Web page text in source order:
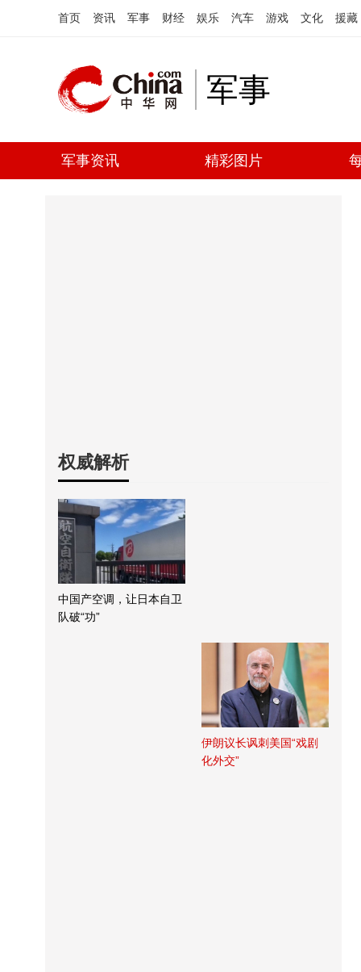
首页 资讯 军事 财经 娱乐 汽车 游戏 文化 援藏
军事
军事资讯 精彩图片
权威解析
中国产空调，让日本自卫
队破“功”
伊朗议长讽刺美国“戏剧
化外交”